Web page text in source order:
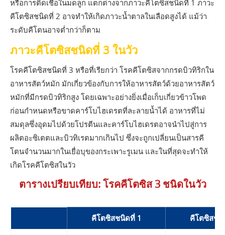
หรือการติดเชื้อในมดลูก แตกต่างจากภาวะคีโตซิสชนิดที่ 1 ภาวะ
คีโตซิสชนิดที่ 2 อาจทำให้เกิดภาวะน้ำตาลในเลือดสูงได้ แม้ว่า
ระดับคีโตนอาจต่ำกว่าก็ตาม
ภาวะคีโตซิสชนิดที่ 3 ในวัว
โรคคีโตซิสชนิดที่ 3 หรือที่เรียกว่า โรคคีโตซิสจากกรดบิวทิริกใน
อาหารสัตว์หมัก มักเกี่ยวข้องกับการให้อาหารสัตว์ด้วยอาหารสัตว์
หมักที่มีกรดบิวทิริกสูง โดยเฉพาะอย่างยิ่งเมื่อเก็บเกี่ยวข้าวโพด
ก่อนกำหนดหรือขาดคาร์โบไฮเดรตที่ละลายน้ำได้ อาหารที่ไม่
สมดุลซึ่งอุดมไปด้วยโปรตีนและคาร์โบไฮเดรตอาจนำไปสู่การ
ผลิตอะซิเตตและบิวทิเรตมากเกินไป ซึ่งจะถูกเปลี่ยนเป็นสารคี
โตนจำนวนมากในเยื่อบุของกระเพาะรูเมน และในที่สุดจะทำให้
เกิดโรคคีโตซิสในวัว
ตารางเปรียบเทียบ: โรคคีโตซิส 3 ชนิดในวัว
คีโตซิสชนิดที่ 1 คีโตซิสช